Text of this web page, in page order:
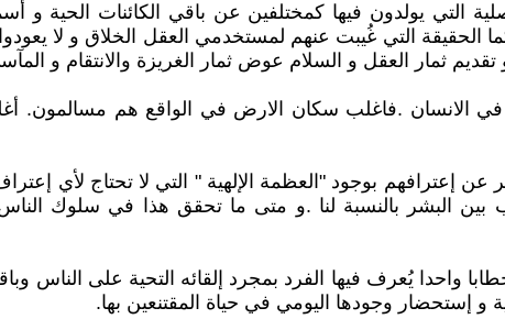
التي يولدون فيها كمختلفين عن باقي الكائنات الحية
الحقيقة التي غُيبت عنهم لمستخدمي العقل الخلاق و لا
ثمار العقل و السلام عوض ثمار الغريزة والانتقام و
الانسان .فاغلب سكان الارض في الواقع هم مسالمون.
إعترافهم بوجود "العظمة الإلهية " التي لا تحتاج لأي
بين البشر بالنسبة لنا .و متى ما تحقق هذا في سلوك
واحدا يُعرف فيها الفرد بمجرد إلقائه التحية على الناس
و إستحضار وجودها اليومي في حياة المقتنعين بها.